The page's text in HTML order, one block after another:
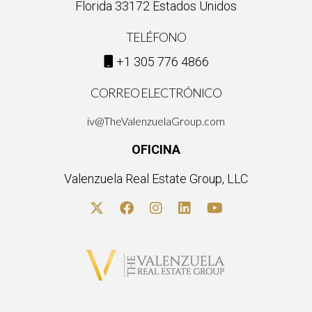
¿Cuánto tiempo tarda un condominio en salir de
El tiempo que toma para que un condominio salga de la lista
negra varía. Depende de las acciones tomadas por la
asociación de propietarios y de la naturaleza de los problemas
sostenido, muchos condominios pueden mejorar su estatus
Florida 33172 Estados Unidos
TELÉFONO
+1 305 776 4866
CORREO ELECTRÓNICO
iv@TheValenzuelaGroup.com
OFICINA
Valenzuela Real Estate Group, LLC